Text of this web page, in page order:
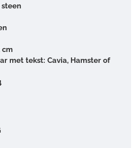
cm
met tekst: Cavia, Hamster of